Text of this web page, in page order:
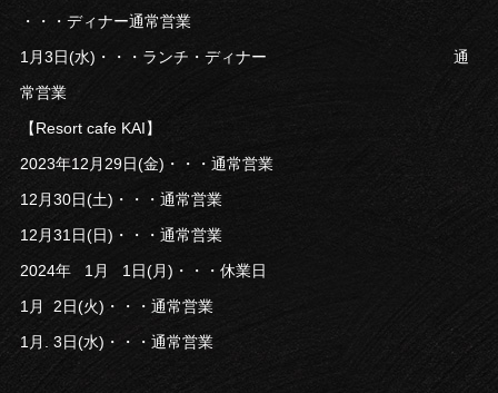
・・・ディナー通常営業
1月3日(水)・・・ランチ・ディナー 通
常営業
【Resort cafe KAI】
2023年12月29日(金)・・・通常営業
12月30日(土)・・・通常営業
12月31日(日)・・・通常営業
2024年 1月 1日(月)・・・休業日
1月 2日(火)・・・通常営業
1月. 3日(水)・・・通常営業